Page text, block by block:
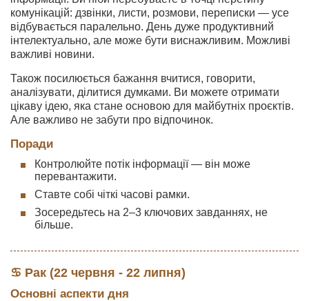
комунікацій: дзвінки, листи, розмови, переписки — усе
відбувається паралельно. День дуже продуктивний
інтелектуально, але може бути виснажливим. Можливі
важливі новини.
Також посилюється бажання вчитися, говорити,
аналізувати, ділитися думками. Ви можете отримати
цікаву ідею, яка стане основою для майбутніх проєктів.
Але важливо не забути про відпочинок.
Поради
Контролюйте потік інформації — він може
перевантажити.
Ставте собі чіткі часові рамки.
Зосередьтесь на 2–3 ключових завданнях, не
більше.
♋ Рак (22 червня - 22 липня)
Основні аспекти дня